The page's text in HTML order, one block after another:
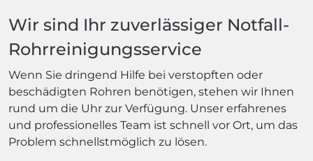
Wir sind Ihr zuverlässiger Notfall-
Rohrreinigungsservice
Wenn Sie dringend Hilfe bei verstopften oder
beschädigten Rohren benötigen, stehen wir Ihnen
rund um die Uhr zur Verfügung. Unser erfahrenes
und professionelles Team ist schnell vor Ort, um das
Problem schnellstmöglich zu lösen.